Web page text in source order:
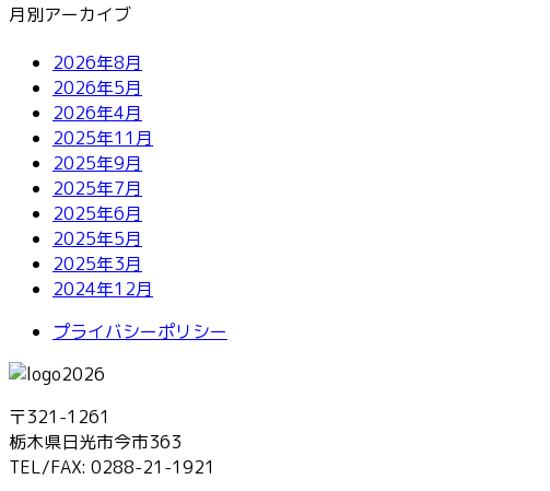
月別アーカイブ
2026年8月
2026年5月
2026年4月
2025年11月
2025年9月
2025年7月
2025年6月
2025年5月
2025年3月
2024年12月
プライバシーポリシー
〒321-1261
栃木県日光市今市363
TEL/FAX: 0288-21-1921